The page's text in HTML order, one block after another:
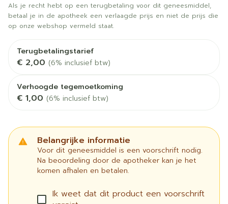
Als je recht hebt op een terugbetaling voor dit geneesmiddel,
betaal je in de apotheek een verlaagde prijs en niet de prijs die
op onze webshop vermeld staat.
Terugbetalingstarief
€ 2,00 (6% inclusief btw)
Verhoogde tegemoetkoming
€ 1,00 (6% inclusief btw)
Belangrijke informatie
Voor dit geneesmiddel is een voorschrift nodig.
Na beoordeling door de apotheker kan je het
komen afhalen en betalen.
Ik weet dat dit product een voorschrift